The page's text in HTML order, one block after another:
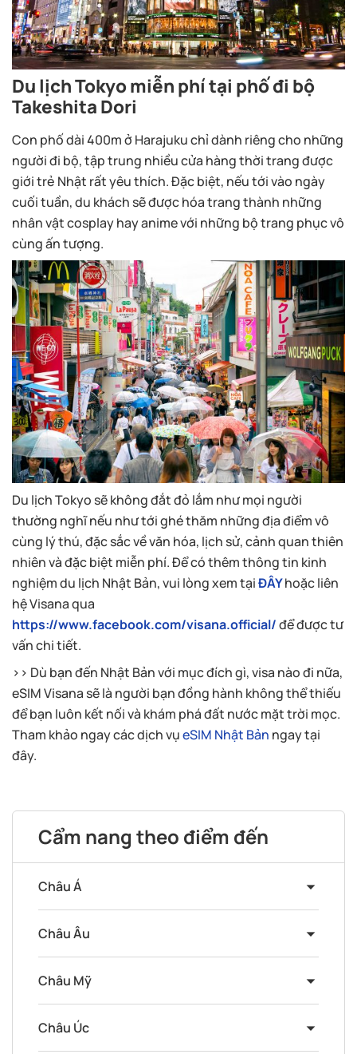
Du lịch Tokyo miễn phí tại phố đi bộ
Takeshita Dori
Con phố dài 400m ở Harajuku chỉ dành riêng cho những
người đi bộ, tập trung nhiều cửa hàng thời trang được
giới trẻ Nhật rất yêu thích. Đặc biệt, nếu tới vào ngày
cuối tuần, du khách sẽ được hóa trang thành những
nhân vật cosplay hay anime với những bộ trang phục vô
cùng ấn tượng.
Du lịch Tokyo sẽ không đắt đỏ lắm như mọi người
thường nghĩ nếu như tới ghé thăm những địa điểm vô
cùng lý thú, đặc sắc về văn hóa, lịch sử, cảnh quan thiên
nhiên và đặc biệt miễn phí. Để có thêm thông tin kinh
nghiệm du lịch Nhật Bản, vui lòng xem tạiĐÂYhoặc liên
hệ Visana qua
https://www.facebook.com/visana.official/để được tư
vấn chi tiết.
>> Dù bạn đến Nhật Bản với mục đích gì, visa nào đi nữa,
eSIM Visana sẽ là người bạn đồng hành không thể thiếu
để bạn luôn kết nối và khám phá đất nước mặt trời mọc.
Tham khảo ngay các dịch vụeSIM Nhật Bản ngay tại
đây.
Cẩm nang theo điểm đến
Châu Á
Châu Âu
Châu Mỹ
Châu Úc